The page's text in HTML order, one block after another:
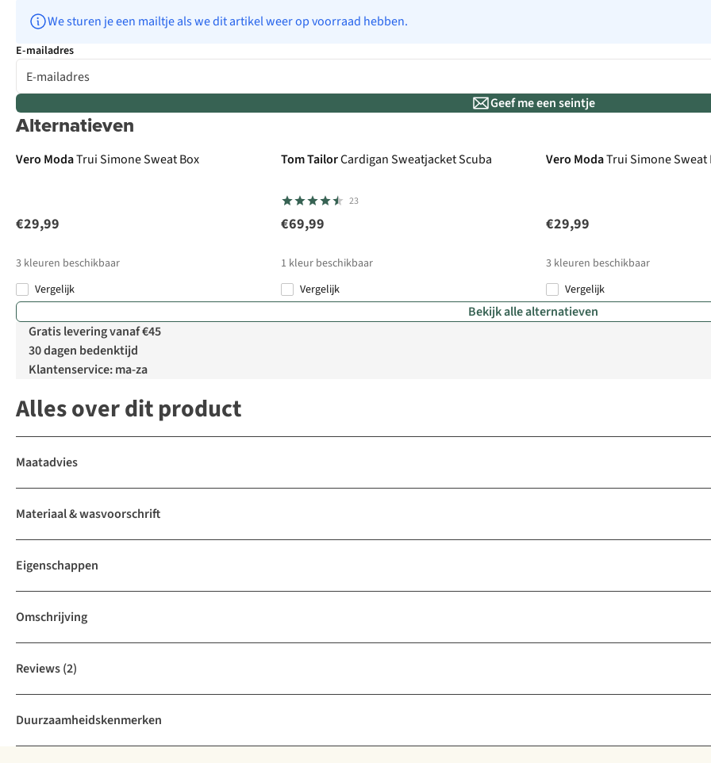
We sturen je een mailtje als we dit artikel weer op voorraad hebben.
E-mailadres
Geef me een seintje
Alternatieven
Vero ModaTrui Simone Sweat Box
€29,99
3 kleuren beschikbaar
Vergelijk
Tom TailorCardigan Sweatjacket Scuba
23
€69,99
1 kleur beschikbaar
Vergelijk
Vero ModaTrui Simone Sweat
€29,99
3 kleuren beschikbaar
Vergelijk
Bekijk alle alternatieven
Gratis levering vanaf €45
30 dagen bedenktijd
Klantenservice: ma-za
Alles over dit product
Maatadvies
Materiaal & wasvoorschrift
Eigenschappen
Omschrijving
Reviews(2)
Duurzaamheidskenmerken